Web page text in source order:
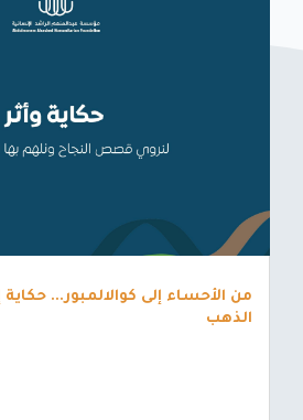
من الأحساء إلى كوالالمبور... حكاية
الذهب